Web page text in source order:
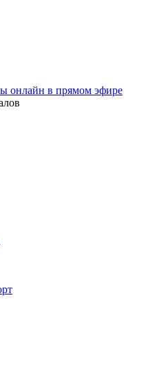
онлайн в прямом эфире